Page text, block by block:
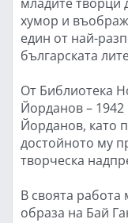
хумор и
един от най-
българската
От Библиотека
Йорданов – 1942
Йорданов, като
достойното му
творческа
В своята работа
образа на Бай